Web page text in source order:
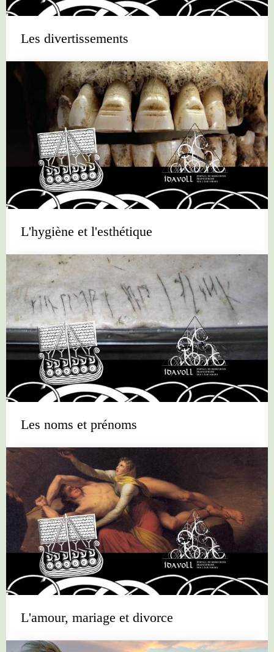
Les divertissements
L'hygiène et l'esthétique
Les noms et prénoms
L'amour, mariage et divorce